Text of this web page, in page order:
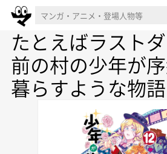
たとえばラスト
前の村の少年が
暮らすような物語